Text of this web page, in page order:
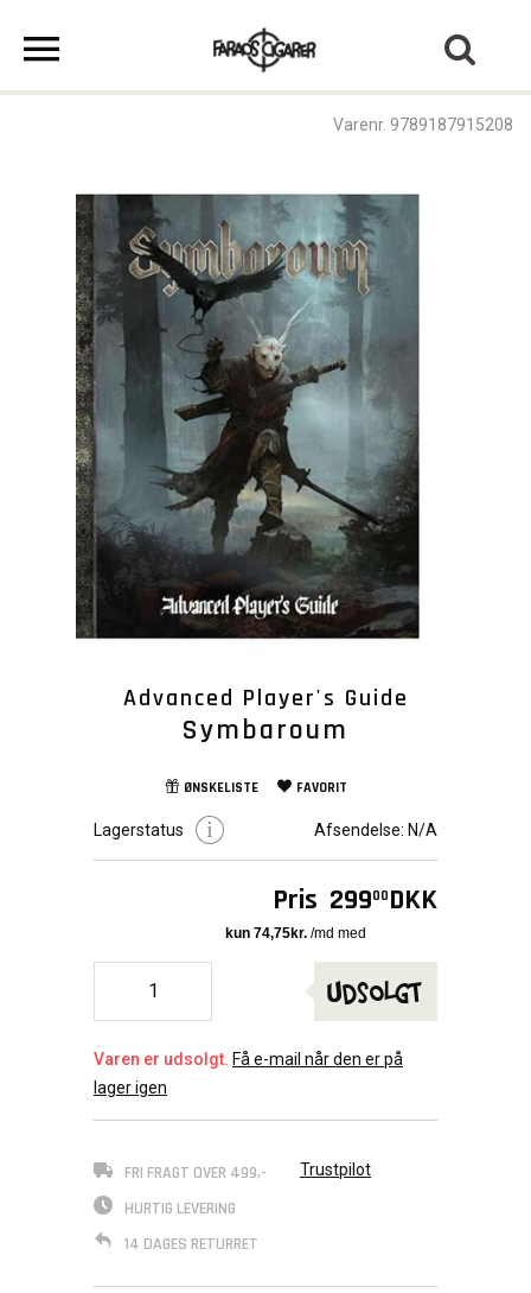
Varenr. 9789187915208
Advanced Player's Guide
Symbaroum
ØNSKELISTE FAVORIT
Lagerstatus Afsendelse: N/A
Pris 29900 DKK
Udsolgt
Varen er udsolgt. Få e-mail når den er på
lager igen
FRI FRAGT OVER 499,-
HURTIG LEVERING
14 DAGES RETURRET
Trustpilot